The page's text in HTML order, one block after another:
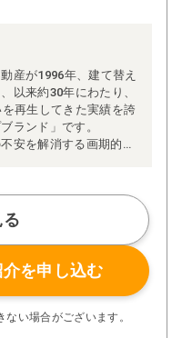
産が1996年、建て替え
以来約30年にわたり、
再生してきた実績を誇
ランド」です。
安を解消する画期的な
アによる「一貫担当
施工管理者が現場を統
に裏付けられた充実の
い施工品質を実現。
らではの充実の保証、
心です。
生を私たちにお任せく
を申し込む
い場合がございます。